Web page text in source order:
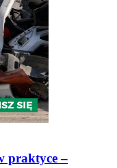
praktyce –